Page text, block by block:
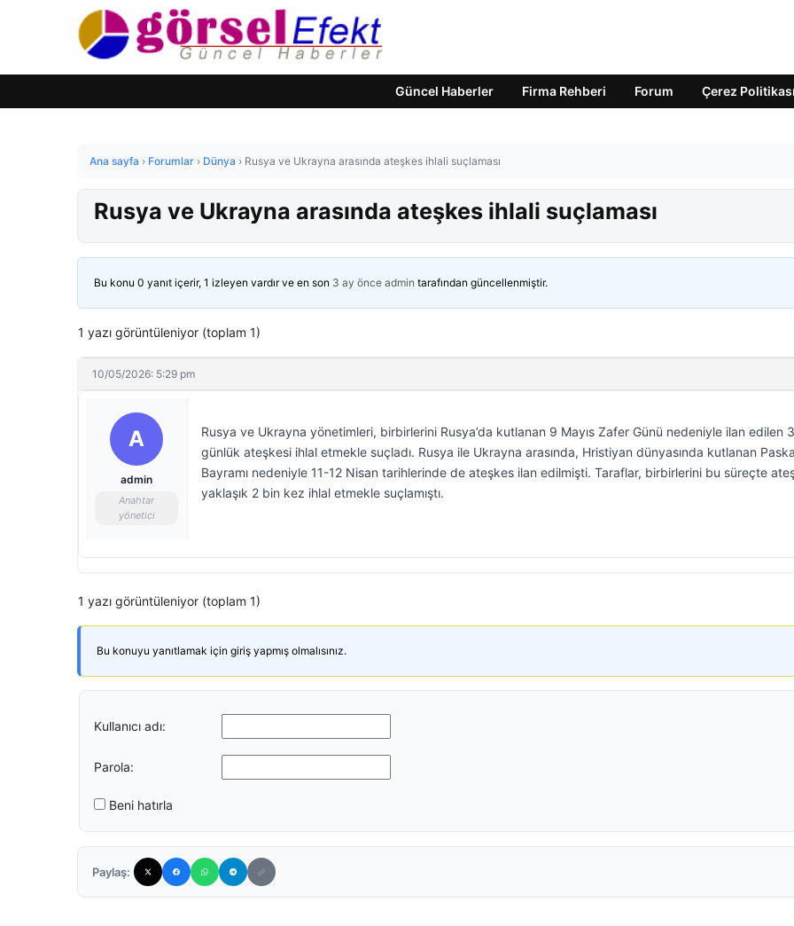
Güncel Haberler Firma Rehberi Forum Çerez Politikası
Ana sayfa › Forumlar › Dünya › Rusya ve Ukrayna arasında ateşkes ihlali suçlaması
Rusya ve Ukrayna arasında ateşkes ihlali suçlaması
Bu konu 0 yanıt içerir, 1 izleyen vardır ve en son 3 ay önce admin tarafından güncellenmiştir.
1 yazı görüntüleniyor (toplam 1)
10/05/2026: 5:29 pm
A
admin
Anahtar
yönetici
Rusya ve Ukrayna yönetimleri, birbirlerini Rusya’da kutlanan 9 Mayıs Zafer Günü nedeniyle ilan edilen 3
günlük ateşkesi ihlal etmekle suçladı. Rusya ile Ukrayna arasında, Hristiyan dünyasında kutlanan
Bayramı nedeniyle 11-12 Nisan tarihlerinde de ateşkes ilan edilmişti. Taraflar, birbirlerini bu süreçte
yaklaşık 2 bin kez ihlal etmekle suçlamıştı.
1 yazı görüntüleniyor (toplam 1)
Bu konuyu yanıtlamak için giriş yapmış olmalısınız.
Kullanıcı adı:
Parola:
Beni hatırla
Paylaş: